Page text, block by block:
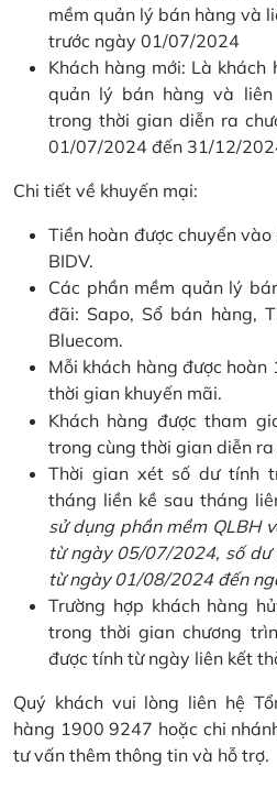
mềm quản lý bán hàng và
trước ngày 01/07/2024
Khách hàng mới: Là khách
quản lý bán hàng và
trong thời gian diễn ra
01/07/2024 đến 31/12/
Chi tiết về khuyến mại:
Tiền hoàn được chuyển
BIDV.
Các phần mềm quản lý
đãi: Sapo, Sổ bán hàng,
Bluecom.
Mỗi khách hàng được
thời gian khuyến mãi.
Khách hàng được tham
trong cùng thời gian diễn
Thời gian xét số dư tính
tháng liền kề sau tháng
sử dụng phần mềm QLBH
từ ngày 05/07/2024, số
từ ngày 01/08/2024 đến
Trường hợp khách hàng
trong thời gian chương
được tính từ ngày liên kết
Quý khách vui lòng liên hệ
hàng 1900 9247 hoặc chi
tư vấn thêm thông tin và hỗ trợ.